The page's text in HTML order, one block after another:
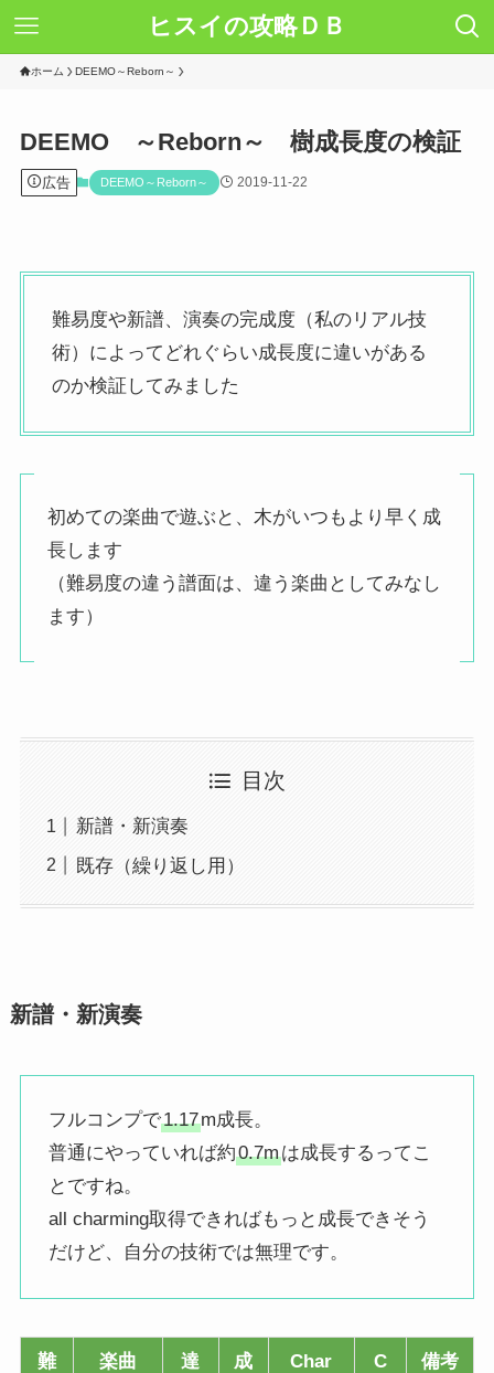
ヒスイの攻略ＤＢ
ホーム DEEMO～Reborn～
DEEMO ～Reborn～ 樹成長度の検証
広告 DEEMO～Reborn～ 2019-11-22
難易度や新譜、演奏の完成度（私のリアル技
術）によってどれぐらい成長度に違いがある
のか検証してみました
初めての楽曲で遊ぶと、木がいつもより早く成
長します
（難易度の違う譜面は、違う楽曲としてみなし
ます）
目次
新譜・新演奏
既存（繰り返し用）
新譜・新演奏
フルコンプで1.17m成長。
普通にやっていれば約0.7mは成長するってこ
とですね。
all charming取得できればもっと成長できそう
だけど、自分の技術では無理です。
難
楽曲
達
成
Char
C
備考